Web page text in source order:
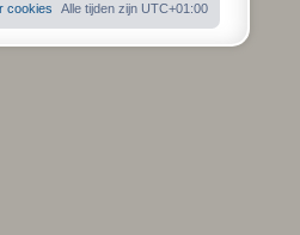
Alle tijden zijn UTC+01:00
cookies